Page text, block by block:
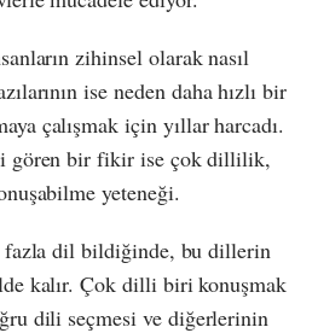
zihinsel olarak nasıl
ise neden daha hızlı bir
çalışmak için yıllar harcadı.
gören bir fikir ise çok dillilik,
yeteneği.
dil bildiğinde, bu dillerin
kalır. Çok dilli biri konuşmak
dili seçmesi ve diğerlerinin